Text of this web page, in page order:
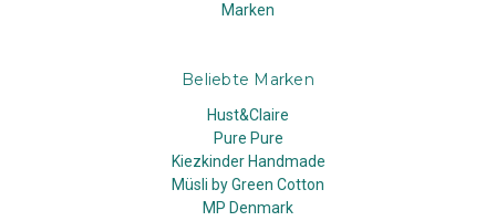
Marken
Beliebte Marken
Hust&Claire
Pure Pure
Kiezkinder Handmade
Müsli by Green Cotton
MP Denmark